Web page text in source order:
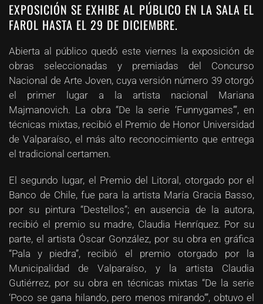
EXPOSICIÓN SE EXHIBE AL PÚBLICO EN LA SALA EL
FAROL HASTA EL 29 DE DICIEMBRE.
Abierta al público quedó este viernes la exposición de
obras seleccionadas y premiadas del Concurso
Nacional de Arte Joven, cuya versión número 39 otorgó
el primer lugar a la artista nacional Mariana
Majmanovich. La obra “De la serie ‘Funnygames’”, en
técnicas mixtas, recibió el Premio de Honor Universidad
de Valparaíso, el más alto reconocimiento que entrega
el tradicional certamen.
El segundo lugar, el Premio del Litoral, otorgado por el
Banco de Chile, fue para la artista María Gracia Basso,
por su pintura “Destellos”; en ausencia de la autora,
recibió el premio su madre, Claudia Henríquez. Por su
parte, el artista Óscar González, por su obra en gráfica
“Pala y piedra”, recibió el premio otorgado por la
Municipalidad de Valparaíso, y la artista Claudia
Gutiérrez, por su obra en técnicas mixtas “De la serie
‘Poco se gana hilando, pero menos mirando’”, obtuvo el